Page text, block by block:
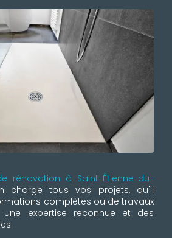
rénovation à Saint-Étienne-du-
charge tous vos projets, qu'il
complètes ou de travaux
une expertise reconnue et des